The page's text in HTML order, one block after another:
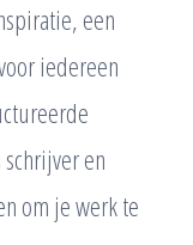
een
iedereen
en
om je werk te